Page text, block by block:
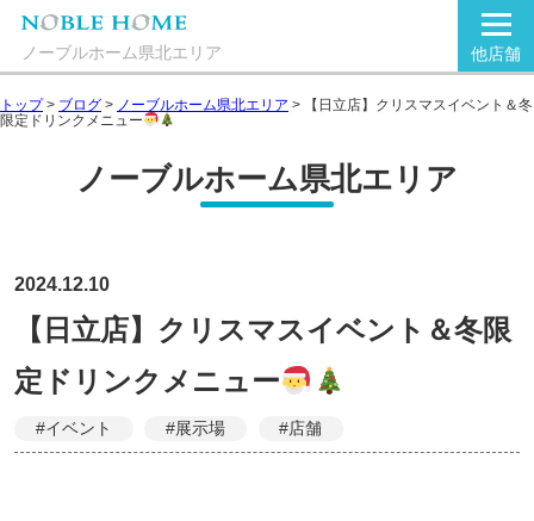
ノーブルホーム県北エリア 他店舗
トップ> ブログ > ノーブルホーム県北エリア >
【日立店】クリスマスイベント＆冬
限定ドリンクメニュー
ノーブルホーム県北エリア
2024.12.10
【日立店】クリスマスイベント＆冬限
定ドリンクメニュー
#イベント #展示場 #店舗